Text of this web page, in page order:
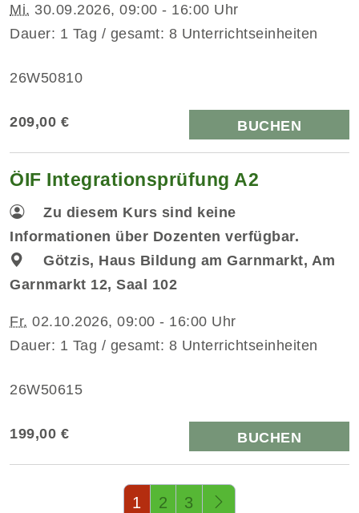
Mi. 30.09.2026, 09:00 - 16:00 Uhr
Dauer: 1 Tag / gesamt: 8 Unterrichtseinheiten
26W50810
209,00 € BUCHEN
ÖIF Integrationsprüfung A2
Zu diesem Kurs sind keine
Informationen über Dozenten verfügbar.
Götzis, Haus Bildung am Garnmarkt, Am
Garnmarkt 12, Saal 102
Fr. 02.10.2026, 09:00 - 16:00 Uhr
Dauer: 1 Tag / gesamt: 8 Unterrichtseinheiten
26W50615
199,00 € BUCHEN
1 2 3